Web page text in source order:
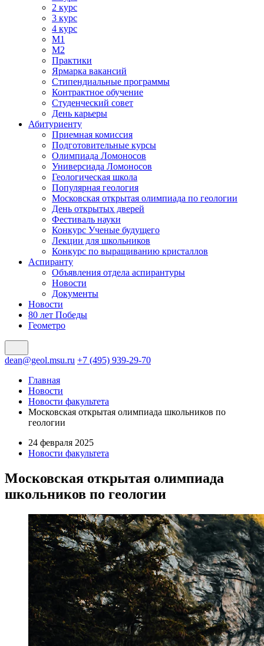
2 курс
3 курс
4 курс
М1
М2
Практики
Ярмарка вакансий
Стипендиальные программы
Контрактное обучение
Студенческий совет
День карьеры
Абитуриенту
Приемная комиссия
Подготовительные курсы
Олимпиада Ломоносов
Универсиада Ломоносов
Геологическая школа
Популярная геология
Московская открытая олимпиада по геологии
День открытых дверей
Фестиваль науки
Конкурс Ученые будущего
Лекции для школьников
Конкурс по выращиванию кристаллов
Аспиранту
Объявления отдела аспирантуры
Новости
Документы
Новости
80 лет Победы
Геометро
dean@geol.msu.ru +7 (495) 939-29-70
Главная
Новости
Новости факультета
Московская открытая олимпиада школьников по
геологии
24 февраля 2025
Новости факультета
Московская открытая олимпиада
школьников по геологии